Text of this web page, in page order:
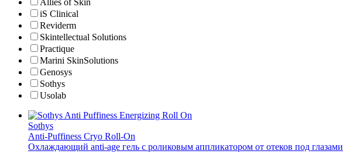
iS Clinical
Reviderm
Skintellectual Solutions
Practique
Marini SkinSolutions
Genosys
Sothys
Usolab
Sothys
Anti-Puffiness Cryo Roll-On
Охлаждающий anti-age гель с роликовым аппликатором от отеков под глазами